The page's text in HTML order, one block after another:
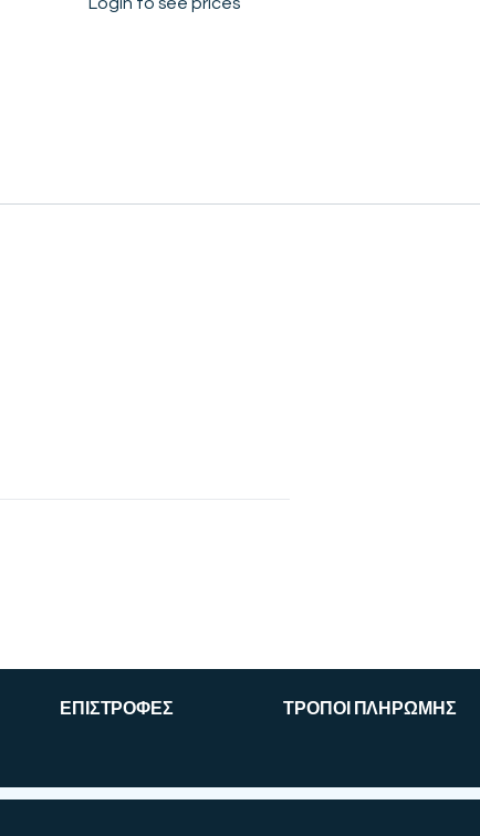
Login to see prices
ΕΠΙΣΤΡΟΦΕΣ ΤΡΟΠΟΙ ΠΛΗΡΩΜΗΣ